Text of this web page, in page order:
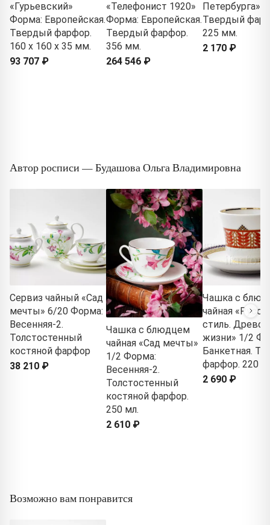
«Гурьевский»
Форма: Европейская.
Твердый фарфор.
160 x 160 x 35 мм.
93 707 ₽
«Телефонист 1920»
Форма: Европейская.
Твердый фарфор.
356 мм.
264 546 ₽
Петербурга»
Твердый
225 мм.
2 170 ₽
Автор росписи — Будашова Ольга Владимировна
Сервиз чайный «Сад
мечты» 6/20 Форма:
Весенняя-2.
Толстостенный
костяной фарфор
38 210 ₽
Чашка с блюдцем
чайная «Сад мечты»
1/2 Форма:
Весенняя-2.
Толстостенный
костяной фарфор.
250 мл.
2 610 ₽
Чашка с
чайная
стиль. Древо
жизни» 1/2
Банкетная.
фарфор. 220
2 690 ₽
Возможно вам понравится